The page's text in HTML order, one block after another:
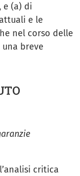
e (a) di
e le
nel corso delle
breve
critica